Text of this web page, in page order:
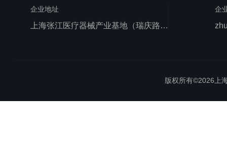
企业地址
上海张江医疗器械产业基地（瑞庆路528号）
企
版权所有©2026